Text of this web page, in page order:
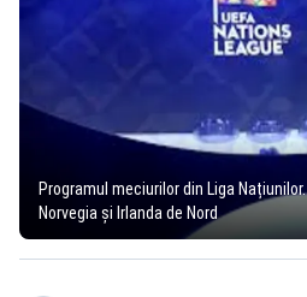
Programul meciurilor din Liga
Norvegia și Irlanda de Nord